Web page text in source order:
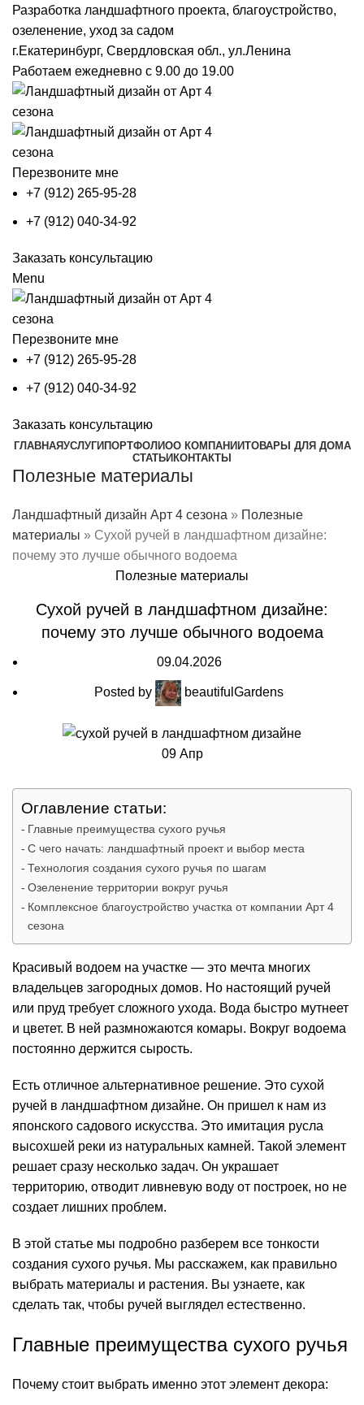
Разработка ландшафтного проекта, благоустройство,
озеленение, уход за садом
г.Екатеринбург, Свердловская обл., ул.Ленина
Работаем ежедневно с 9.00 до 19.00
Перезвоните мне
+7 (912) 265-95-28
+7 (912) 040-34-92
Заказать консультацию
Menu
Перезвоните мне
+7 (912) 265-95-28
+7 (912) 040-34-92
Заказать консультацию
ГЛАВНАЯУСЛУГИ ПОРТФОЛИОО КОМПАНИИТОВАРЫ ДЛЯ ДОМА
СТАТЬИ КОНТАКТЫ
Полезные материалы
Ландшафтный дизайн Арт 4 сезона » Полезные
материалы » Сухой ручей в ландшафтном дизайне:
почему это лучше обычного водоема
Полезные материалы
Сухой ручей в ландшафтном дизайне:
почему это лучше обычного водоема
09.04.2026
Posted by beautifulGardens
09 Апр
Оглавление статьи:
Главные преимущества сухого ручья
С чего начать: ландшафтный проект и выбор места
Технология создания сухого ручья по шагам
Озеленение территории вокруг ручья
Комплексное благоустройство участка от компании Арт 4
сезона
Красивый водоем на участке — это мечта многих
владельцев загородных домов. Но настоящий ручей
или пруд требует сложного ухода. Вода быстро мутнеет
и цветет. В ней размножаются комары. Вокруг водоема
постоянно держится сырость.
Есть отличное альтернативное решение. Это сухой
ручей в ландшафтном дизайне. Он пришел к нам из
японского садового искусства. Это имитация русла
высохшей реки из натуральных камней. Такой элемент
решает сразу несколько задач. Он украшает
территорию, отводит ливневую воду от построек, но не
создает лишних проблем.
В этой статье мы подробно разберем все тонкости
создания сухого ручья. Мы расскажем, как правильно
выбрать материалы и растения. Вы узнаете, как
сделать так, чтобы ручей выглядел естественно.
Главные преимущества сухого ручья
Почему стоит выбрать именно этот элемент декора: